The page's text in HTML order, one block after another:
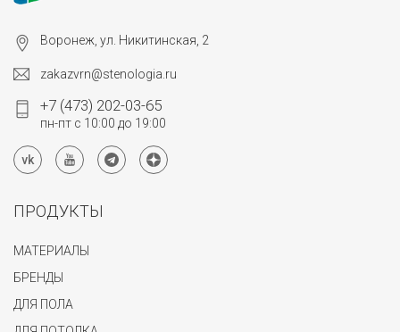
Воронеж, ул. Никитинская, 2
zakazvrn@stenologia.ru
+7 (473) 202-03-65
пн-пт с 10:00 до 19:00
ПРОДУКТЫ
МАТЕРИАЛЫ
БРЕНДЫ
ДЛЯ ПОЛА